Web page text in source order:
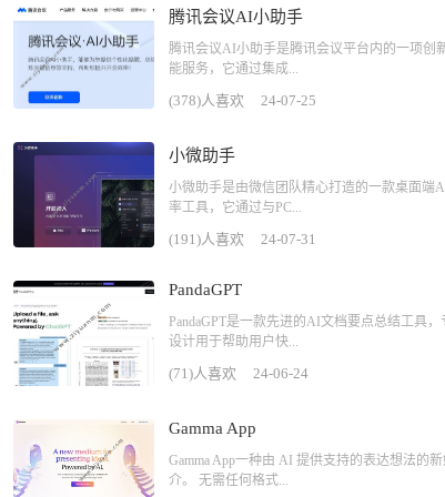
腾讯会议AI小助手
腾讯会议AI小助手是腾讯会议平台内的一项创
能服务，它通过集成...
(378)人喜欢 24-07-25
小微助手
小微助手是由微信团队精心打造的一款桌面端
率工具，它通过与PC...
(191)人喜欢 24-07-31
PandaGPT
PandaGPT是一款先进的AI文档要点总结工具，
设计用于帮助用户快...
(71)人喜欢 24-06-24
Gamma App
Gamma App一种由 AI 提供支持的表达想法的
介。 无需任何格式...